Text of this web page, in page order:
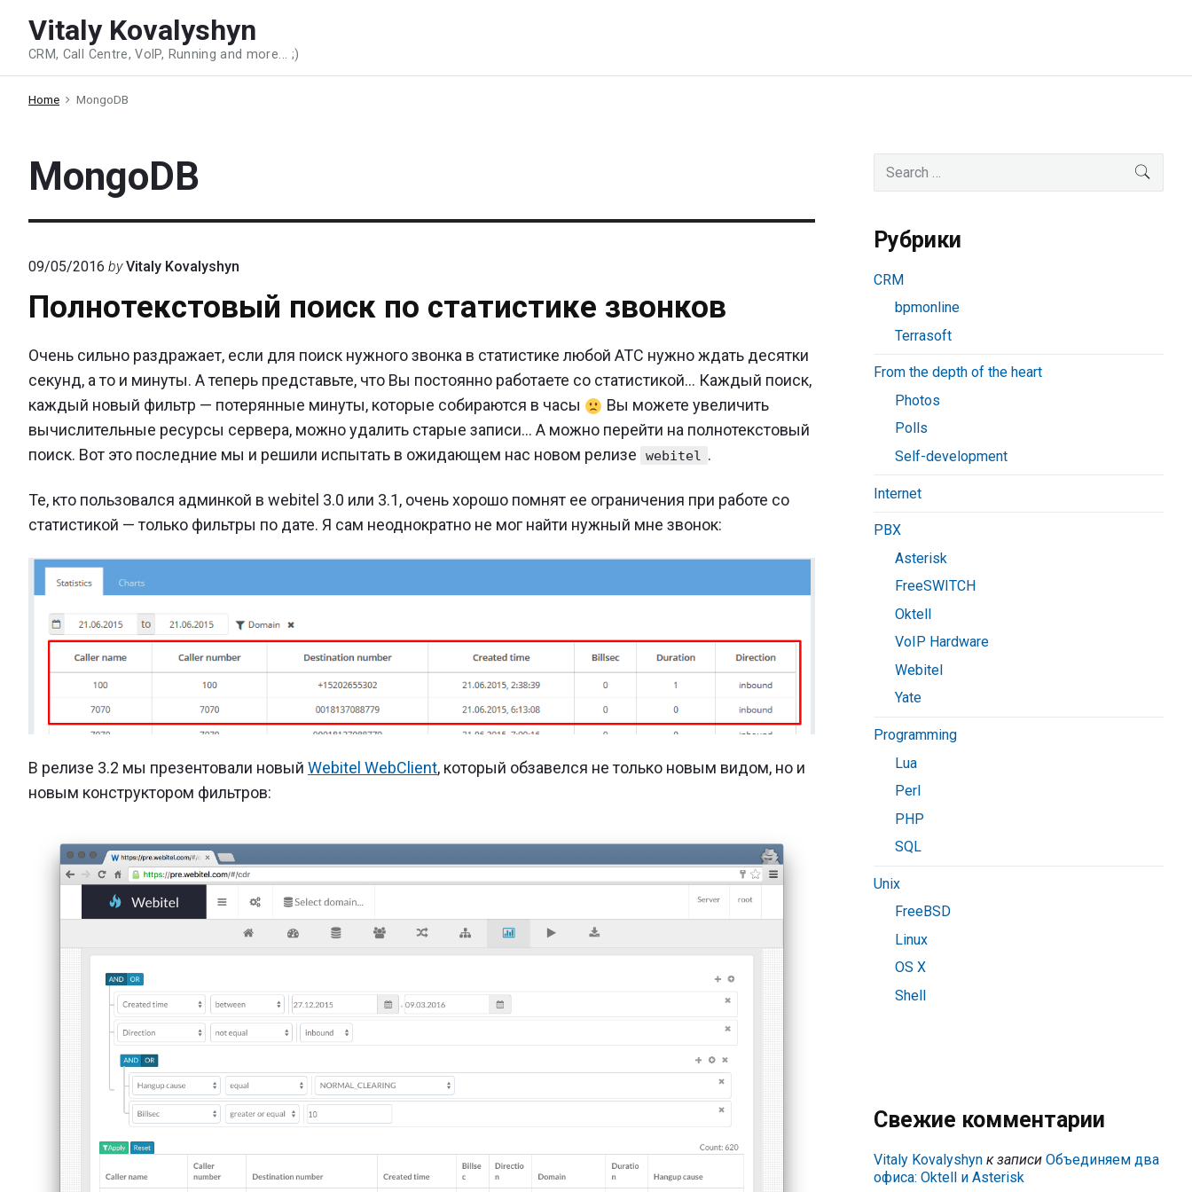
content
Vitaly Kovalyshyn
CRM, Call Centre, VoIP, Running and more... ;)
Home MongoDB
MongoDB
09/05/2016 by Vitaly Kovalyshyn
Полнотекстовый поиск по статистике звонков
Очень сильно раздражает, если для поиск нужного звонка в статистике любой АТС нужно ждать десятки
секунд, а то и минуты. А теперь представьте, что Вы постоянно работаете со статистикой… Каждый поиск,
каждый новый фильтр — потерянные минуты, которые собираются в часы
Вы можете увеличить
вычислительные ресурсы сервера, можно удалить старые записи… А можно перейти на полнотекстовый
поиск. Вот это последние мы и решили испытать в ожидающем нас новом релизе
webitel .
Те, кто пользовался админкой в webitel 3.0 или 3.1, очень хорошо помнят ее ограничения при работе со
статистикой — только фильтры по дате. Я сам неоднократно не мог найти нужный мне звонок:
В релизе 3.2 мы презентовали новый Webitel WebClient, который обзавелся не только новым видом, но и
новым конструктором фильтров:
Primary
Sidebar
Search
Рубрики
CRM
bpmonline
Terrasoft
From the depth of the heart
Photos
Polls
Self-development
Internet
PBX
Asterisk
FreeSWITCH
Oktell
VoIP Hardware
Webitel
Yate
Programming
Lua
Perl
PHP
SQL
Unix
FreeBSD
Linux
OS X
Shell
Свежие комментарии
Vitaly Kovalyshyn к записиОбъединяем два
офиса: Oktell и Asterisk